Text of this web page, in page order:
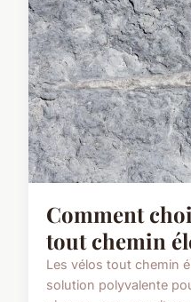
Comment
tout chemin
Les vélos tout chemin
solution polyvalente